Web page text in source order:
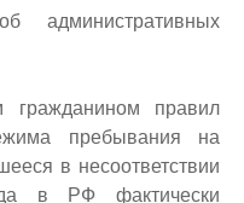
административных
гражданином правил
пребывания на
в несоответствии
в РФ фактически